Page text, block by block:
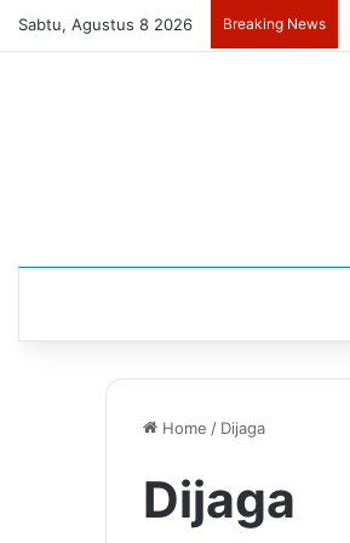
Sabtu, Agustus 8 2026 Breaking News
Home / Dijaga
Dijaga